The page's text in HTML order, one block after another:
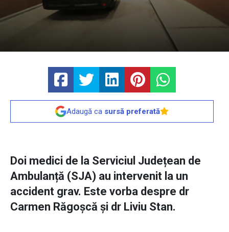
Adaugă ca sursă preferată
Doi medici de la Serviciul Județean de
Ambulanță (SJA) au intervenit la un
accident grav. Este vorba despre dr
Carmen Răgoșcă și dr Liviu Stan.